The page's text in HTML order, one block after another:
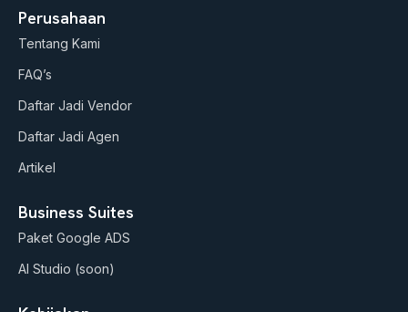
u
t
u
b
e
s
t
a
a
c
e
b
k
Perusahaan
Tentang Kami
FAQ’s
Daftar Jadi Vendor
Daftar Jadi Agen
Artikel
Business Suites
Paket Google ADS
AI Studio (soon)